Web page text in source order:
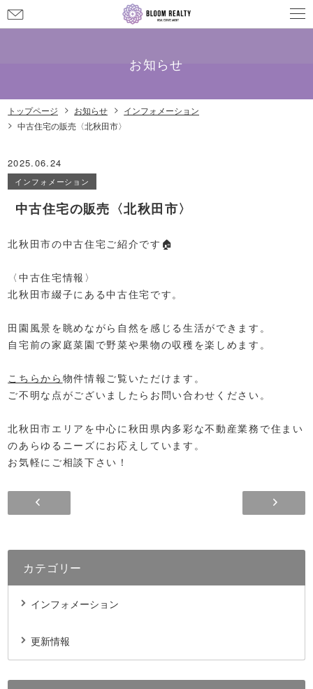
問
せ
お知らせ
トップページ お知らせ
インフォメーション
中古住宅の販売〈北秋田市〉
2025.06.24
インフォメーション
中古住宅の販売〈北秋田市〉
北秋田市の中古住宅ご紹介です🏠️
〈中古住宅情報〉
北秋田市綴子にある中古住宅です。
田園風景を眺めながら自然を感じる生活ができます。
自宅前の家庭菜園で野菜や果物の収穫を楽しめます。
こちらから 物件情報ご覧いただけます。
ご不明な点がございましたらお問い合わせください。
北秋田市エリアを中心に秋田県内多彩な不動産業務で住まい
のあらゆるニーズにお応えしています。
お気軽にご相談下さい！
カテゴリー
インフォメーション
更新情報